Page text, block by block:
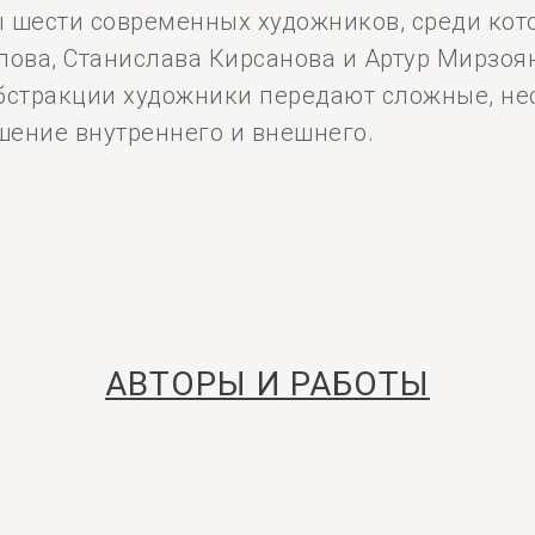
современных художников, среди
Станислава Кирсанова и Артур
художники передают сложные,
внутреннего и внешнего.
АВТОРЫ И РАБОТЫ